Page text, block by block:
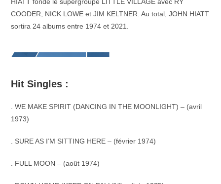
COODER, NICK LOWE et JIM KELTNER. Au total, JOHN HIATT
sortira 24 albums entre 1974 et 2021.
Hit Singles :
. WE MAKE SPIRIT (DANCING IN THE MOONLIGHT) – (avril
1973)
. SURE AS I’M SITTING HERE – (février 1974)
. FULL MOON – (août 1974)